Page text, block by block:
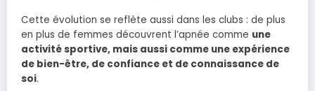
Cette évolution se reflète aussi dans les clubs : de plus
en plus de femmes découvrent l’apnée comme une
activité sportive, mais aussi comme une expérience
de bien-être, de confiance et de connaissance de
soi.